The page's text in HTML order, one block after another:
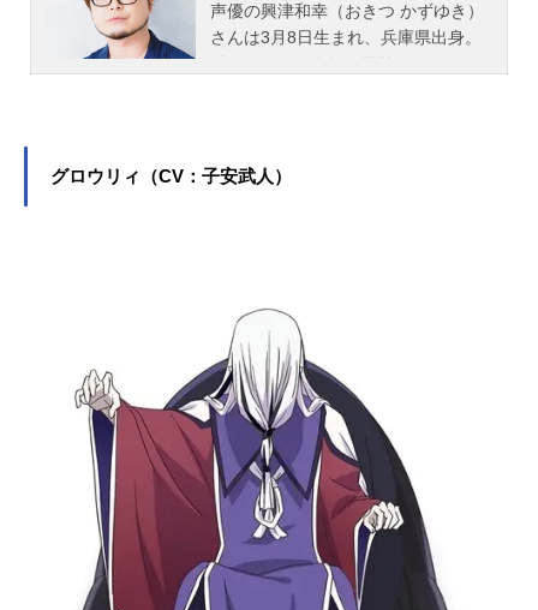
声優の興津和幸（おきつ かずゆき）
さんは3月8日生まれ、兵庫県出身。
を演じています。こちらでは、興津
グロウリィ（CV：子安武人）